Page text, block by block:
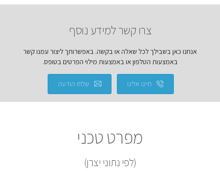
צרו קשר למידע נוסף
אנחנו כאן בשבילך לכל שאלה או בקשה. באפשרותך ליצור עמנו קשר
באמצעות הטלפון או באמצעות מילוי הפרטים בטופס.
חייגו אלינו שלחו הודעה
מפרט טכני
(לפי נתוני יצרן)